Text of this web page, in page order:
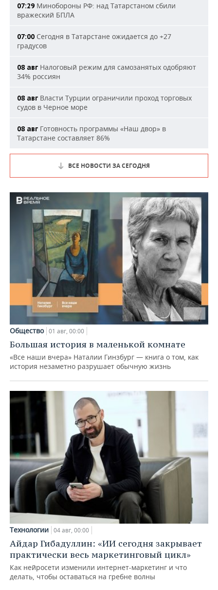
07:29 Минобороны РФ: над Татарстаном сбили
вражеский БПЛА
07:00 Сегодня в Татарстане ожидается до +27
градусов
08 авг Налоговый режим для самозанятых одобряют
34% россиян
08 авг Власти Турции ограничили проход торговых
судов в Черное море
08 авг Готовность программы «Наш двор» в
Татарстане составляет 86%
ВСЕ НОВОСТИ ЗА СЕГОДНЯ
Общество 01 авг, 00:00
Большая история в маленькой комнате
«Все наши вчера» Наталии Гинзбург — книга о том, как
история незаметно разрушает обычную жизнь
Технологии 04 авг, 00:00
Айдар Гибадуллин: «ИИ сегодня закрывает
практически весь маркетинговый цикл»
Как нейросети изменили интернет-маркетинг и что
делать, чтобы оставаться на гребне волны